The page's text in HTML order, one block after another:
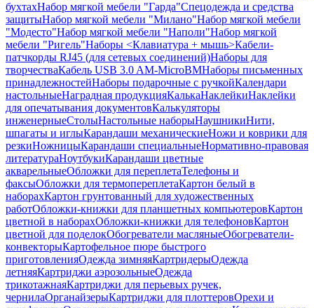
бухтахНабор мягкой мебели "Гарда"Спецодежда и средства
защитыНабор мягкой мебели "Милано"Набор мягкой мебели
"Модесто"Набор мягкой мебели "Наполи"Набор мягкой
мебели "Ригель"Наборы <Клавиатура + мышь>Кабели-
патчкорды RJ45 (для сетевых соединений)Наборы для
творчестваКабель USB 3.0 AM-MicroBMНаборы письменных
принадлежностейНаборы подарочные с ручкойКалендари
настольныеНаградная продукцияКалькаНаклейкиНаклейки
для опечатывания документовКалькуляторы
инженерныеСтолыНастольные наборыНаушникиНити,
шпагаты и иглыКарандаши механическиеНожи и коврики для
резкиНожницыКарандаши специальныеНормативно-правовая
литератураНоутбукиКарандаши цветные
акварельныеОбложки для переплетаТелефоны и
факсыОбложки для термопереплетаКартон белый в
наборахКартон грунтованный для художественных
работОбложки-книжки для планшетных компьютеровКартон
цветной в наборахОбложки-книжки для телефоновКартон
цветной для поделокОбогреватели масляныеОбогреватели-
конвекторыКартофельное пюре быстрого
приготовленияОдежда зимняяКартридерыОдежда
летняяКартриджи аэрозольныеОдежда
трикотажнаяКартриджи для перьевых ручек,
чернилаОрганайзерыКартриджи для плоттеровОрехи и